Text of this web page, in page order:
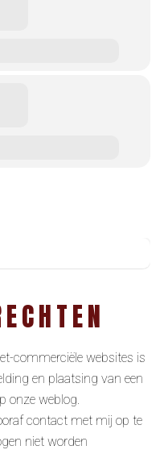
commerciële websites is
en plaatsing van een
onze weblog.
contact met mij op te
niet worden